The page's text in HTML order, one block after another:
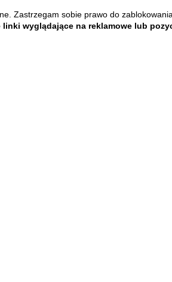
Zastrzegam sobie prawo do
linki wyglądające na reklamowe lub